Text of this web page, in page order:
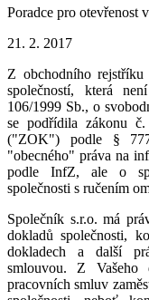
Poradce pro otevřenost
21. 2. 2017
Z obchodního
společností, která
106/1999 Sb., o
se podřídila zákonu
("ZOK") podle §
"obecného" práva na
podle InfZ, ale o
společnosti s ručením
Společník s.r.o. má
dokladů společnosti,
dokladech a další
smlouvou. Z
pracovních smluv